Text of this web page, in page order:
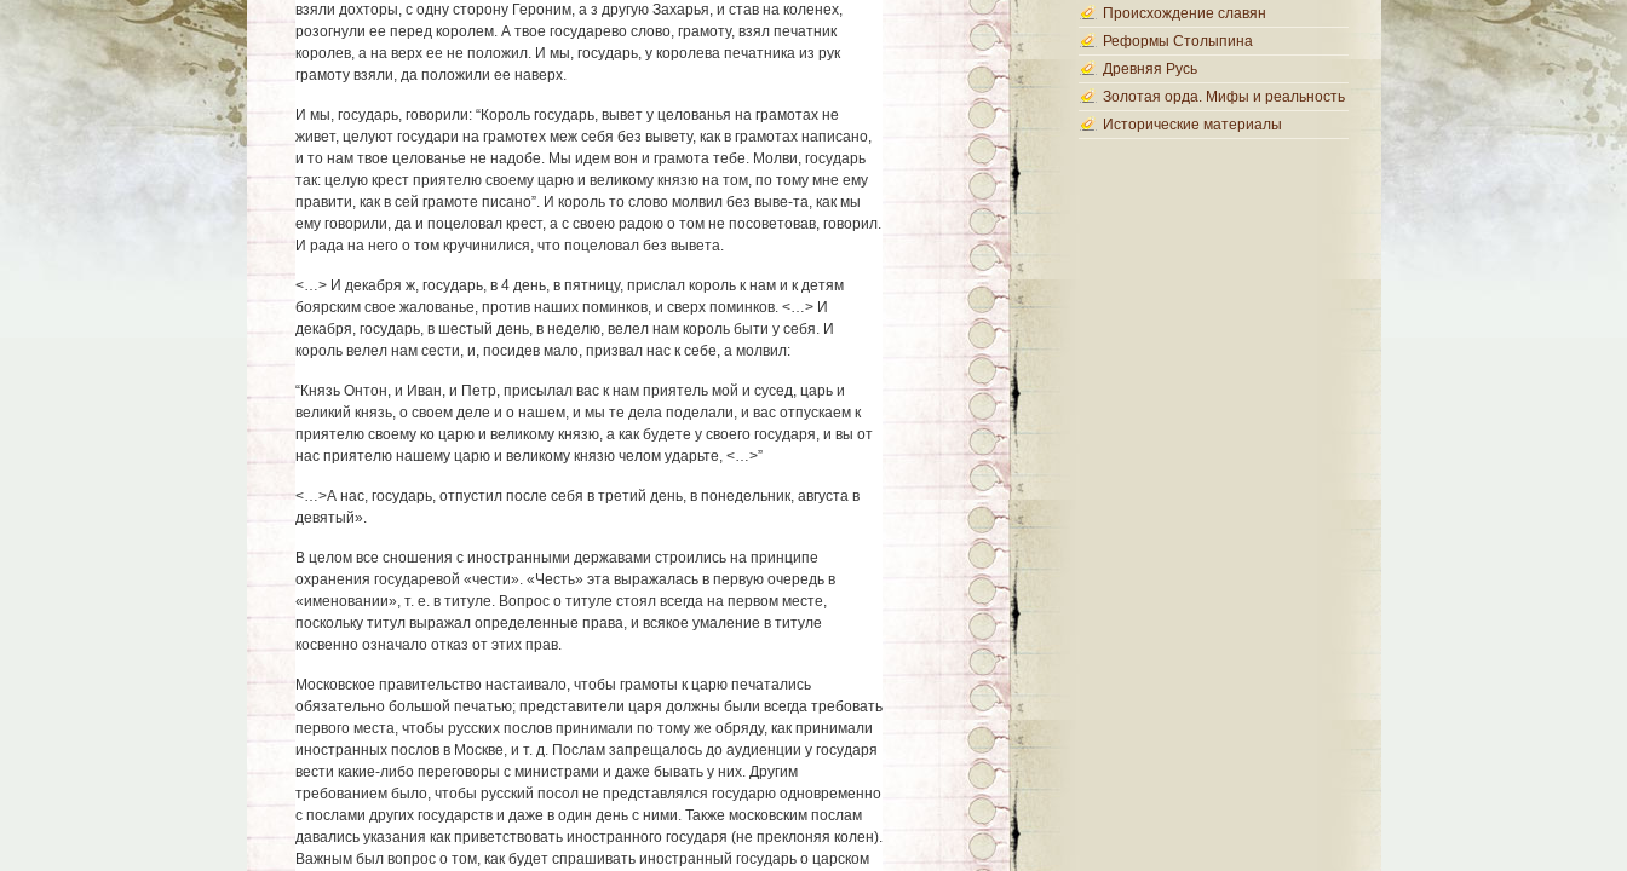
взяли дохторы, с одну сторону Героним, а з другую Захарья, и став на коленех,
розогнули ее перед королем. А твое государево слово, грамоту, взял печатник
королев, а на верх ее не положил. И мы, государь, у королева печатника из рук
грамоту взяли, да положили ее наверх.
И мы, государь, говорили: “Король государь, вывет у целованья на грамотах не
живет, целуют государи на грамотех меж себя без вывету, как в грамотах написано,
и то нам твое целованье не надобе. Мы идем вон и грамота тебе. Молви, государь
так: целую крест приятелю своему царю и великому князю на том, по тому мне ему
правити, как в сей грамоте писано”. И король то слово молвил без выве-та, как мы
ему говорили, да и поцеловал крест, а с своею радою о том не посоветовав, говорил.
И рада на него о том кручинилися, что поцеловал без вывета.
<…> И декабря ж, государь, в 4 день, в пятницу, прислал король к нам и к детям
боярским свое жалованье, против наших поминков, и сверх поминков. <…> И
декабря, государь, в шестый день, в неделю, велел нам король быти у себя. И
король велел нам сести, и, посидев мало, призвал нас к себе, а молвил:
“Князь Онтон, и Иван, и Петр, присылал вас к нам приятель мой и сусед, царь и
великий князь, о своем деле и о нашем, и мы те дела поделали, и вас отпускаем к
приятелю своему ко царю и великому князю, а как будете у своего государя, и вы от
нас приятелю нашему царю и великому князю челом ударьте, <…>”
<…>А нас, государь, отпустил после себя в третий день, в понедельник, августа в
девятый».
В целом все сношения с иностранными державами строились на принципе
охранения государевой «чести». «Честь» эта выражалась в первую очередь в
«именовании», т. е. в титуле. Вопрос о титуле стоял всегда на первом месте,
поскольку титул выражал определенные права, и всякое умаление в титуле
косвенно означало отказ от этих прав.
Московское правительство настаивало, чтобы грамоты к царю печатались
обязательно большой печатью; представители царя должны были всегда требовать
первого места, чтобы русских послов принимали по тому же обряду, как принимали
иностранных послов в Москве, и т. д. Послам запрещалось до аудиенции у государя
вести какие-либо переговоры с министрами и даже бывать у них. Другим
требованием было, чтобы русский посол не представлялся государю одновременно
с послами других государств и даже в один день с ними. Также московским послам
давались указания как приветствовать иностранного государя (не преклоняя колен).
Важным был вопрос о том, как будет спрашивать иностранный государь о царском
Происхождение славян
Реформы Столыпина
Древняя Русь
Золотая орда. Мифы и реальность
Исторические материалы